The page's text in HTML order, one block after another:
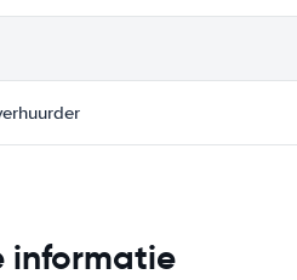
informatie